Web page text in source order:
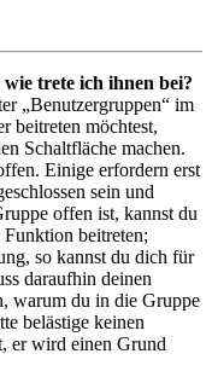
trete ich ihnen bei?
„Benutzergruppen“ im
beitreten möchtest,
Schaltfläche machen.
Einige erfordern erst
sein und
offen ist, kannst du
beitreten;
so kannst du dich für
daraufhin deinen
warum du in die Gruppe
belästige keinen
er wird einen Grund